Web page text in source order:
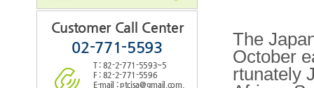
Customer Call Center
02-771-5593
T : 82-2-771-5593~5
F : 82-2-771-5596
E-mail : ptcjsa@gmail.com,
The
October
rtunately